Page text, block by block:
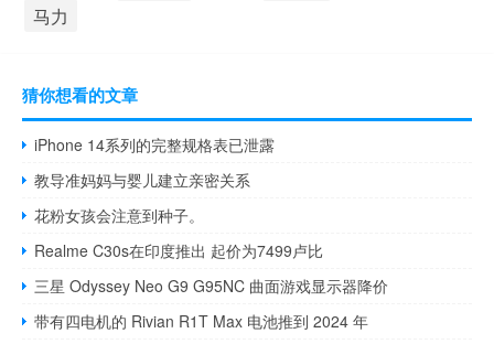
马力
猜你想看的文章
iPhone 14系列的完整规格表已泄露
教导准妈妈与婴儿建立亲密关系
花粉女孩会注意到种子。
Realme C30s在印度推出 起价为7499卢比
三星 Odyssey Neo G9 G95NC 曲面游戏显示器降价
带有四电机的 Rivian R1T Max 电池推到 2024 年